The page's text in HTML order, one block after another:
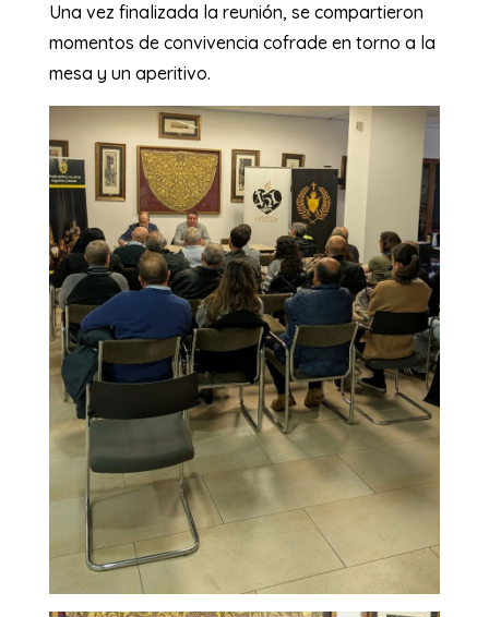
Una vez finalizada la reunión, se compartieron
momentos de convivencia cofrade en torno a la
mesa y un aperitivo.